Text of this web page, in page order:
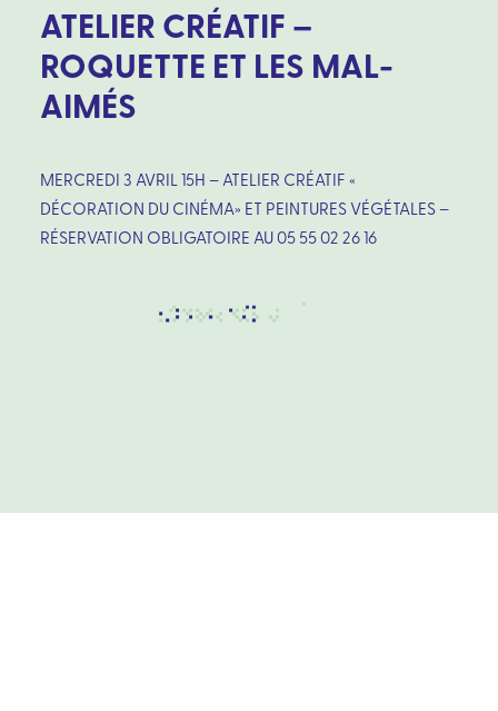
ATELIER CRÉATIF –
ROQUETTE ET LES MAL-
AIMÉS
MERCREDI 3 AVRIL 15H – ATELIER CRÉATIF «
DÉCORATION DU CINÉMA» ET PEINTURES VÉGÉTALES –
RÉSERVATION OBLIGATOIRE AU 05 55 02 26 16